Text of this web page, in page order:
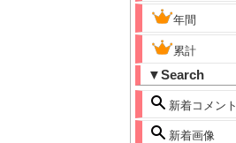
年間
累計
▼Search
新着コメント
新着画像